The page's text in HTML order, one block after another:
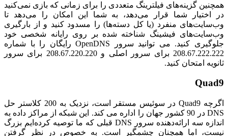
همچنین گزینه‌های فیلترینگ متعددی را برای زمانی که بازی نمی‌کنید
در اختیار شما قرار می‌دهد، به شما این امکان را می‌دهد تا
وب‌سایت‌های منفرد (یا کل دسته‌ها) را مسدود کنید و از بارگیری
وب‌سایت‌های فیشینگ شناخته شده بر روی رایانه شخصی خود
جلوگیری کنید. می توانید سرور OpenDNS رایگان را با شماره
208.67.222.222 برای سرور اصلی و 208.67.220.220 برای سرور
ثانویه امتحان کنید.
Quad9
اگرچه Quad9 در سوئیس مستقر است، نزدیک به 200 کلاستر حل
DNS در 90 کشور جهان را اداره می کند. این شبکه از مراکز داده به
اندازه سه ارائه‌دهنده سرور DNS قبلی که ما توصیه کرده‌ایم بزرگ
نیست، اما همچنان چشمگیر است. به خصوص در نظر گرفتن